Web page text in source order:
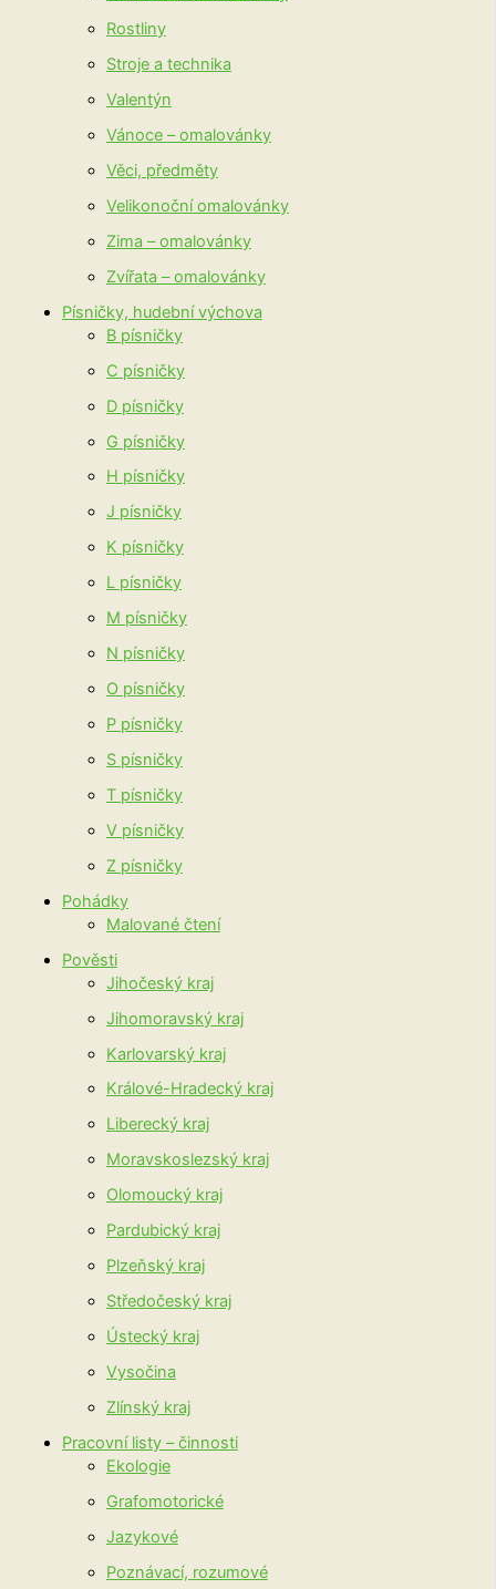
Rostliny
Stroje a technika
Valentýn
Vánoce – omalovánky
Věci, předměty
Velikonoční omalovánky
Zima – omalovánky
Zvířata – omalovánky
Písničky, hudební výchova
B písničky
C písničky
D písničky
G písničky
H písničky
J písničky
K písničky
L písničky
M písničky
N písničky
O písničky
P písničky
S písničky
T písničky
V písničky
Z písničky
Pohádky
Malované čtení
Pověsti
Jihočeský kraj
Jihomoravský kraj
Karlovarský kraj
Králové-Hradecký kraj
Liberecký kraj
Moravskoslezský kraj
Olomoucký kraj
Pardubický kraj
Plzeňský kraj
Středočeský kraj
Ústecký kraj
Vysočina
Zlínský kraj
Pracovní listy – činnosti
Ekologie
Grafomotorické
Jazykové
Poznávací, rozumové